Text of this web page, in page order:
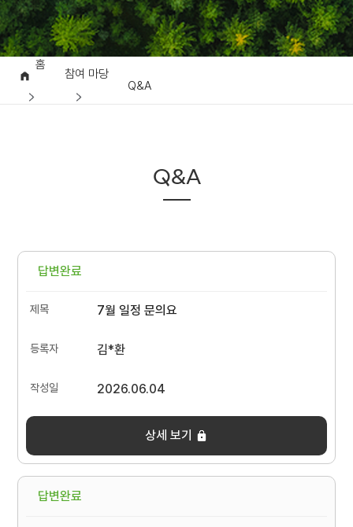
홈
참여 마당
Q&A
Q&A
답변완료
7월 일정 문의요
김*환
2026.06.04
상세 보기
답변완료